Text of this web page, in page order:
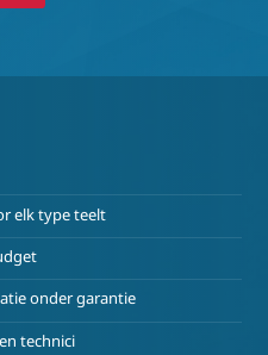
elk type teelt
onder garantie
technici